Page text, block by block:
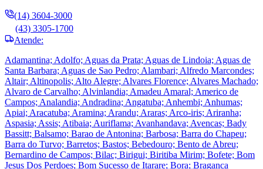
(14) 3604-3000
(43) 3305-1700
Atende:
Adamantina; Adolfo; Aguas da Prata; Aguas de Lindoia; Aguas de
Santa Barbara; Aguas de Sao Pedro; Alambari; Alfredo Marcondes;
Altair; Altinopolis; Alto Alegre; Alvares Florence; Alvares Machado;
Alvaro de Carvalho; Alvinlandia; Amadeu Amaral; Americo de
Campos; Analandia; Andradina; Angatuba; Anhembi; Anhumas;
Apiai; Aracatuba; Aramina; Arandu; Araras; Arco-iris; Ariranha;
Aspasia; Assis; Atibaia; Auriflama; Avanhandava; Avencas; Bady
Bassitt; Balsamo; Barao de Antonina; Barbosa; Barra do Chapeu;
Barra do Turvo; Barretos; Bastos; Bebedouro; Bento de Abreu;
Bernardino de Campos; Bilac; Birigui; Biritiba Mirim; Bofete; Bom
Jesus Dos Perdoes; Bom Sucesso de Itarare; Bora; Braganca